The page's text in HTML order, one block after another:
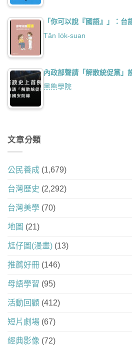
「你可以說『國語』」：台
Tân Io̍k-suan
內政部聲請「解散統促黨」
黑熊學院
文章分類
公民養成 (1,679)
台灣歷史 (2,292)
台灣美學 (70)
地圖 (21)
尪仔圖(漫畫) (13)
推薦好冊 (146)
母語學習 (95)
活動回顧 (412)
短片劇場 (67)
經典影像 (72)